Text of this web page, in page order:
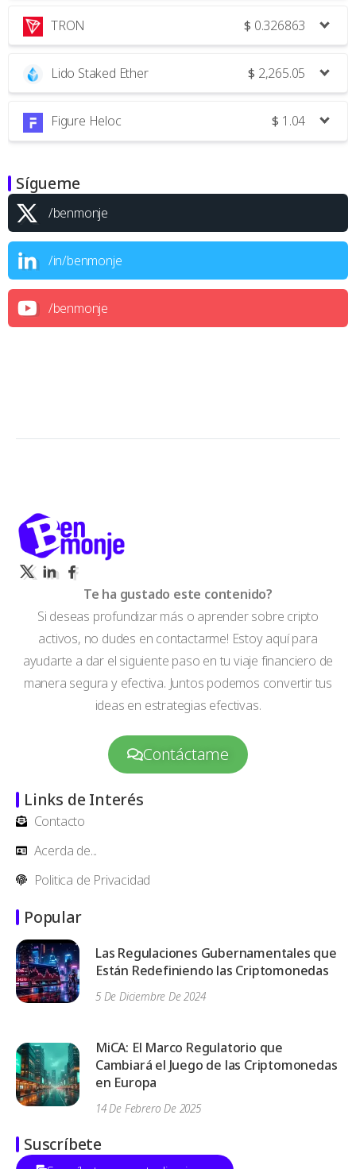
TRON $ 0.326863
Lido Staked Ether $ 2,265.05
Figure Heloc $ 1.04
Sígueme
/benmonje
/in/benmonje
/benmonje
Te ha gustado este contenido?
Si deseas profundizar más o aprender sobre cripto
activos, no dudes en contactarme! Estoy aquí para
ayudarte a dar el siguiente paso en tu viaje financiero de
manera segura y efectiva. Juntos podemos convertir tus
ideas en estrategias efectivas.
Contáctame
Links de Interés
Contacto
Acerda de...
Politica de Privacidad
Popular
Las Regulaciones Gubernamentales que
Están Redefiniendo las Criptomonedas
5 De Diciembre De 2024
MiCA: El Marco Regulatorio que
Cambiará el Juego de las Criptomonedas
en Europa
14 De Febrero De 2025
Suscríbete